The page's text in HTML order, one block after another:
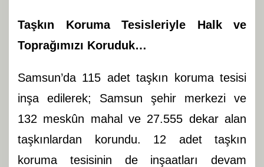
Taşkın Koruma Tesisleriyle Halk ve
Toprağımızı Koruduk…
Samsun’da 115 adet taşkın koruma tesisi
inşa edilerek; Samsun şehir merkezi ve
132 meskûn mahal ve 27.555 dekar alan
taşkınlardan korundu. 12 adet taşkın
koruma tesisinin de inşaatları devam